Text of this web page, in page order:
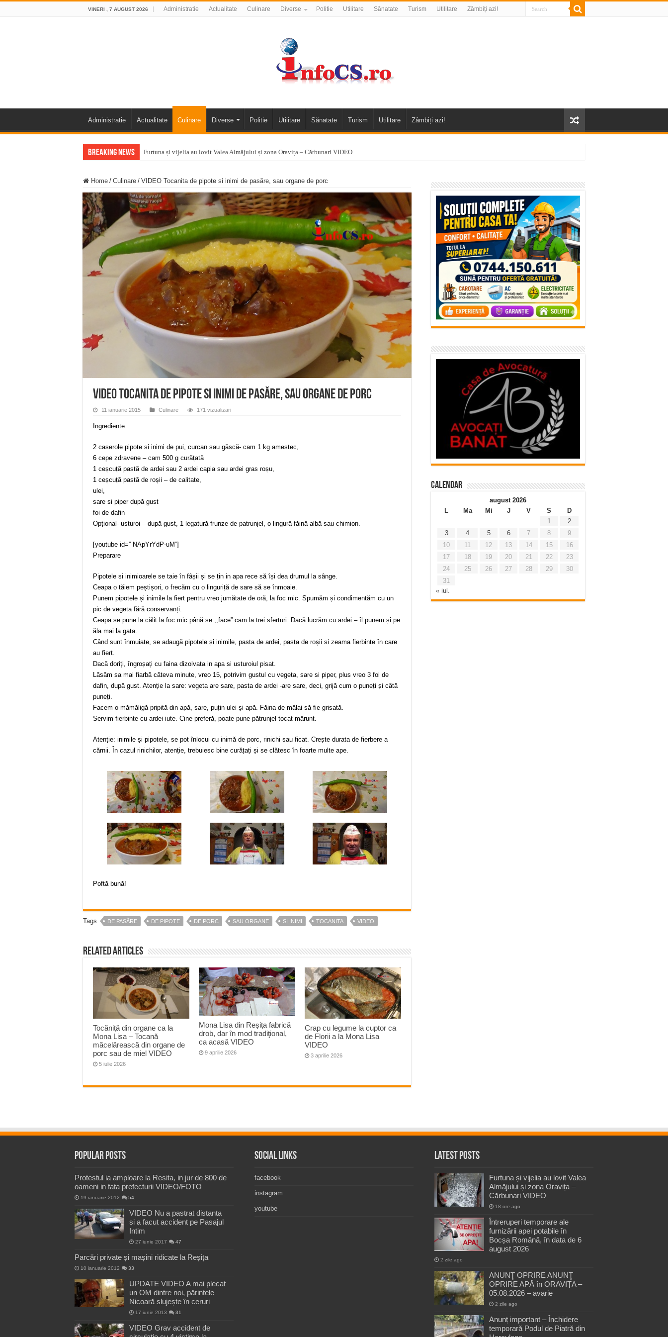
VINERI , 7 AUGUST 2026 Administratie Actualitate Culinare Diverse Politie Utilitare Sănatate Turism Utilitare Zâmbiți azi!
Administratie Actualitate Culinare Diverse Politie Utilitare Sănatate Turism Utilitare Zâmbiți azi!
Breaking News Furtuna și vijelia au lovit Valea Almăjului și zona Oravița – Cărbunari VIDEO
ANUNŢ OPRIRE ANUNŢ OPRIRE APĂ în ORAVIȚA – 05.08.2026 – avarie
Anunț important – Închidere temporară Podul de Piatră din Herculane
Ștrandul Termal Ring din Oravița – locul unde natura a ascuns un izvor de sănătate VIDEO
Miresme de lavandă, mentă și flori de vară și râsete de copii la Carașova VIDEO
ANUNȚ OPRIRE APĂ în Reșița – avarie – 04.08.2026 – str. Văliugului și Plastomet
ANUNŢ OPRIRE APĂ în CARANSEBEȘ – 04.08.2026 – avarie – Calea Severinului
ANUNŢ OPRIRE APĂ în CARANSEBEȘ avarie
ANUNȚ OPRIRE APĂ în Reșița, cartier Țerova – avarie – 04.08.2026
Home / Culinare / VIDEO Tocanita de pipote si inimi de pasăre, sau organe de porc
VIDEO Tocanita de pipote si inimi de pasăre, sau organe de porc
11 ianuarie 2015 Culinare 171 vizualizari
Ingrediente
2 caserole pipote si inimi de pui, curcan sau găscă- cam 1 kg amestec,
6 cepe zdravene – cam 500 g curățată
1 ceșcuță pastă de ardei sau 2 ardei capia sau ardei gras roșu,
1 ceșcuță pastă de roșii – de calitate,
ulei,
sare si piper după gust
foi de dafin
Opțional- usturoi – după gust, 1 legatură frunze de patrunjel, o lingură făină albă sau chimion.
[youtube id=” NApYrYdP-uM”]
Preparare
Pipotele si inimioarele se taie în fâșii și se țin in apa rece să își dea drumul la sânge.
Ceapa o tăiem peștișori, o frecăm cu o linguriță de sare să se înmoaie.
Punem pipotele și inimile la fiert pentru vreo jumătate de oră, la foc mic. Spumăm și condimentăm cu un
pic de vegeta fără conservanți.
Ceapa se pune la călit la foc mic până se ,,face” cam la trei sferturi. Dacă lucrăm cu ardei – îl punem și pe
ăla mai la gata.
Când sunt înmuiate, se adaugă pipotele și inimile, pasta de ardei, pasta de roșii si zeama fierbinte în care
au fiert.
Dacă doriți, îngroșați cu faina dizolvata in apa si usturoiul pisat.
Lăsăm sa mai fiarbă câteva minute, vreo 15, potrivim gustul cu vegeta, sare si piper, plus vreo 3 foi de
dafin, după gust. Atenție la sare: vegeta are sare, pasta de ardei -are sare, deci, grijă cum o puneți și câtă
puneți.
Facem o mămăligă pripită din apă, sare, puțin ulei și apă. Făina de mălai să fie grisată.
Servim fierbinte cu ardei iute. Cine preferă, poate pune pătrunjel tocat mărunt.
Atenție: inimile și pipotele, se pot înlocui cu inimă de porc, rinichi sau ficat. Crește durata de fierbere a
cărnii. În cazul rinichilor, atenție, trebuiesc bine curățați și se clătesc în foarte multe ape.
Poftă bună!
Tags DE PASĂRE DE PIPOTE DE PORC SAU ORGANE SI INIMI TOCANITA VIDEO
Related Articles
Tocăniță din organe ca la
Mona Lisa – Tocană
măcelărească din organe de
porc sau de miel VIDEO
5 iulie 2026
Mona Lisa din Reșița fabrică
drob, dar în mod tradiţional,
ca acasă VIDEO
9 aprilie 2026
Crap cu legume la cuptor ca
de Florii a la Mona Lisa
VIDEO
3 aprilie 2026
Calendar
august 2026
L
Ma Mi J V S
D
1
2
3
4 5 6 7 8
9
10
11 12 13 14 15
16
17
18 19 20 21 22
23
24
25 26 27 28 29
30
31
« iul.
Popular Posts
Protestul ia amploare la Resita, in jur de 800 de
oameni in fata prefecturii VIDEO/FOTO
19 ianuarie 2012 54
VIDEO Nu a pastrat distanta
si a facut accident pe Pasajul
Intim
27 iunie 2017 47
Parcări private și mașini ridicate la Reșița
10 ianuarie 2012 33
UPDATE VIDEO A mai plecat
un OM dintre noi, părintele
Nicoară slujește în ceruri
17 iunie 2013 31
VIDEO Grav accident de
Social Links
facebook
instagram
youtube
Latest Posts
Furtuna și vijelia au lovit Valea
Almăjului și zona Oravița –
Cărbunari VIDEO
18 ore ago
Întreruperi temporare ale
furnizării apei potabile în
Bocșa Română, în data de 6
august 2026
2 zile ago
ANUNŢ OPRIRE ANUNŢ
OPRIRE APĂ în ORAVIȚA –
05.08.2026 – avarie
2 zile ago
Anunț important – Închidere
temporară Podul de Piatră din